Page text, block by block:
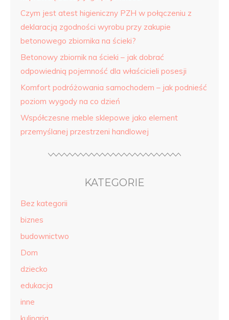
Czym jest atest higieniczny PZH w połączeniu z
deklaracją zgodności wyrobu przy zakupie
betonowego zbiornika na ścieki?
Betonowy zbiornik na ścieki – jak dobrać
odpowiednią pojemność dla właścicieli posesji
Komfort podróżowania samochodem – jak podnieść
poziom wygody na co dzień
Współczesne meble sklepowe jako element
przemyślanej przestrzeni handlowej
KATEGORIE
Bez kategorii
biznes
budownictwo
Dom
dziecko
edukacja
inne